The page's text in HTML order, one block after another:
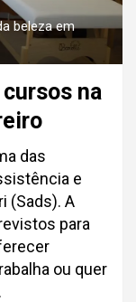
beleza em
na
das
e
(Sads). A
para
ou quer